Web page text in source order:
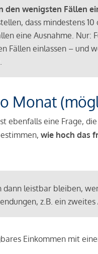
den wenigsten Fällen
dass mindestens
eine Ausnahme.
Fällen einlassen – und
Monat
ebenfalls eine Frage,
wie hoch das
leistbar bleiben,
z.B. ein
Einkommen mit